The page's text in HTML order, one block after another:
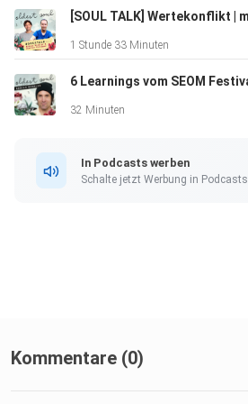
1 Stunde 33 Minuten
32 Minuten
In Podcasts werben
Schalte jetzt Werbung in Podcasts.
Kommentare (0)